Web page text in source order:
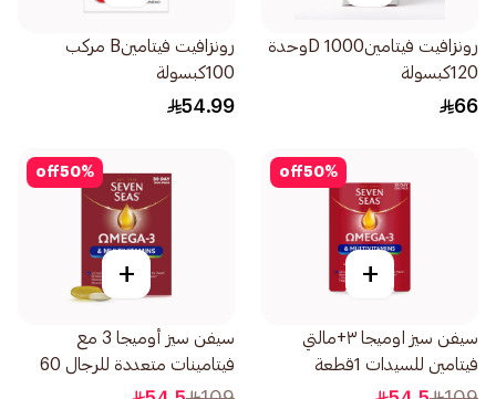
رونزافيت فيتامينD 1000وحدة
120كبسولة
66
رونزافيت فيتامينB مركب
100كبسولة
54.99
50%
off
+
سيفن سيز اوميجا ٣+مالتي
فيتامين للسيدات 1قطعة
50%
off
+
سيفن سيز أوميجا 3 مع
فيتامينات متعددة للرجال 60
كبسولة